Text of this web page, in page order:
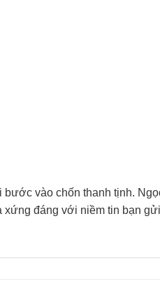
vào chốn thanh tịnh.
xứng đáng với niềm tin bạn